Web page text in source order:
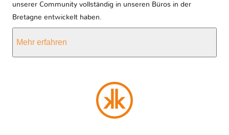
unserer Community vollständig in unseren Büros in der
Bretagne entwickelt haben.
Mehr erfahren